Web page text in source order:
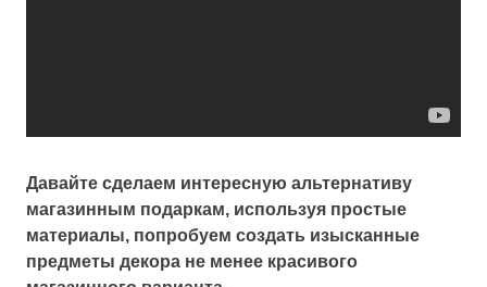
Давайте сделаем интересную альтернативу
магазинным подаркам, используя простые
материалы, попробуем создать изысканные
предметы декора не менее красивого